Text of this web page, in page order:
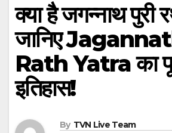
क्या है जगन्नाथ पुरी
जानिए
Rath Yatra का
इतिहास!
By TVN Live Team